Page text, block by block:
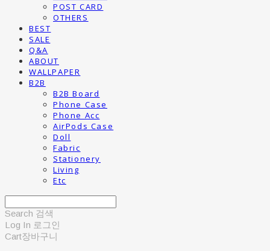
POST CARD
OTHERS
BEST
SALE
Q&A
ABOUT
WALLPAPER
B2B
B2B Board
Phone Case
Phone Acc
AirPods Case
Doll
Fabric
Stationery
Living
Etc
Search 검색
Log In 로그인
Cart장바구니